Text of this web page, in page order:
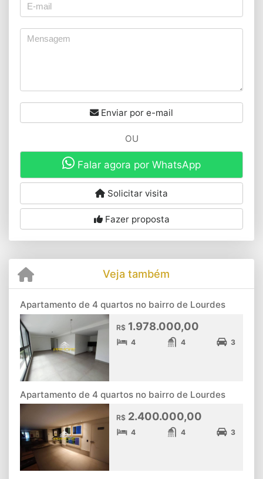
Enviar por e-mail
OU
Falar agora por WhatsApp
Solicitar visita
Fazer proposta
Veja também
Apartamento de 4 quartos no bairro de Lourdes
R$ 1.978.000,00
4 4 3
Apartamento de 4 quartos no bairro de Lourdes
R$ 2.400.000,00
4 4 3